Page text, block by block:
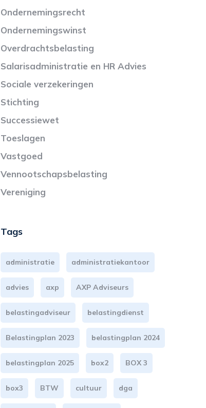
Ondernemingsrecht
Ondernemingswinst
Overdrachtsbelasting
Salarisadministratie en HR Advies
Sociale verzekeringen
Stichting
Successiewet
Toeslagen
Vastgoed
Vennootschapsbelasting
Vereniging
Tags
administratie administratiekantoor
advies axp AXP Adviseurs
belastingadviseur belastingdienst
Belastingplan 2023 belastingplan 2024
belastingplan 2025 box2 BOX 3
box3 BTW cultuur dga